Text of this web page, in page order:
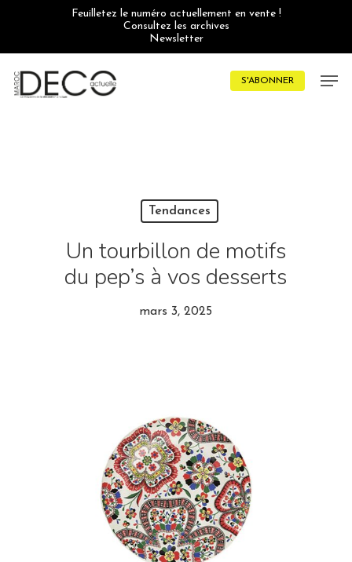
Feuilletez le numéro actuellement en vente !
Consultez les archives
Newsletter
S'ABONNER
Tendances
Un tourbillon de motifs
du pep’s à vos desserts
mars 3, 2025